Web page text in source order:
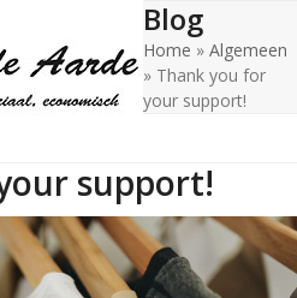
Blog
Home » Algemeen
» Thank you for
your support!
support!